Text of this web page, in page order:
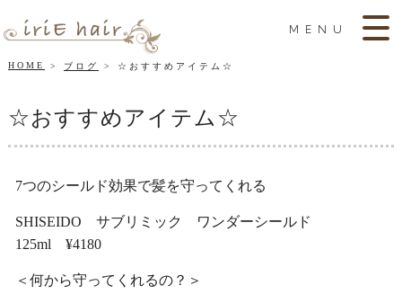
MENU
HOME ブログ ☆おすすめアイテム☆
☆おすすめアイテム☆
7つのシールド効果で髪を守ってくれる
SHISEIDO サブリミック ワンダーシールド
125ml ¥4180
＜何から守ってくれるの？＞